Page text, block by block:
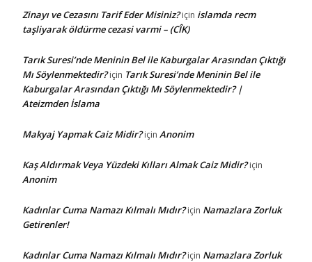
Zinayı ve Cezasını Tarif Eder Misiniz?için islamda recm
taşliyarak öldürme cezasi varmi – (CÎK)
Tarık Suresi’nde Meninin Bel ile Kaburgalar Arasından Çıktığı
Mı Söylenmektedir?için Tarık Suresi’nde Meninin Bel ile
Kaburgalar Arasından Çıktığı Mı Söylenmektedir? |
Ateizmden İslama
Makyaj Yapmak Caiz Midir?için Anonim
Kaş Aldırmak Veya Yüzdeki Kılları Almak Caiz Midir?için
Anonim
Kadınlar Cuma Namazı Kılmalı Mıdır?için Namazlara Zorluk
Getirenler!
Kadınlar Cuma Namazı Kılmalı Mıdır?için Namazlara Zorluk